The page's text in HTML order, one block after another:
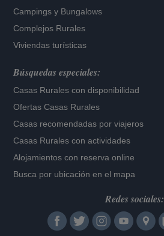
Campings y Bungalows
Complejos Rurales
Viviendas turísticas
Búsquedas especiales:
Casas Rurales con disponibilidad
Ofertas Casas Rurales
Casas recomendadas por viajeros
Casas Rurales con actividades
Alojamientos con reserva online
Busca por ubicación en el mapa
Redes sociales: